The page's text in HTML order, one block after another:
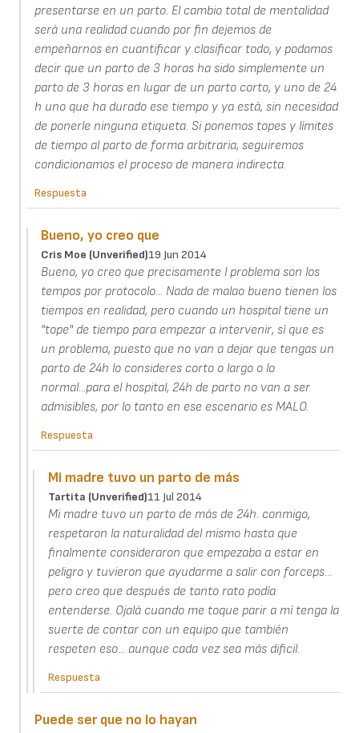
presentarse en un parto. El cambio total de mentalidad
será una realidad cuando por fin dejemos de
empeñarnos en cuantificar y clasificar todo, y podamos
decir que un parto de 3 horas ha sido simplemente un
parto de 3 horas en lugar de un parto corto, y uno de 24
h uno que ha durado ese tiempo y ya está, sin necesidad
de ponerle ninguna etiqueta. Si ponemos topes y límites
de tiempo al parto de forma arbitraria, seguiremos
condicionamos el proceso de manera indirecta.
Respuesta
Bueno, yo creo que
Cris Moe (unverified)19 Jun 2014
Bueno, yo creo que precisamente l problema son los
tempos por protocolo... Nada de malao bueno tienen los
tiempos en realidad, pero cuando un hospital tiene un
"tope" de tiempo para empezar a intervenir, sí que es
un problema, puesto que no van a dejar que tengas un
parto de 24h lo consideres corto o largo o lo
normal...para el hospital, 24h de parto no van a ser
admisibles, por lo tanto en ese escenario es MALO.
Respuesta
Mi madre tuvo un parto de más
Tartita (unverified)11 Jul 2014
Mi madre tuvo un parto de más de 24h. conmigo,
respetaron la naturalidad del mismo hasta que
finalmente consideraron que empezaba a estar en
peligro y tuvieron que ayudarme a salir con forceps...
pero creo que después de tanto rato podía
entenderse. Ojalá cuando me toque parir a mí tenga la
suerte de contar con un equipo que también
respeten eso... aunque cada vez sea más dificil.
Respuesta
Puede ser que no lo hayan